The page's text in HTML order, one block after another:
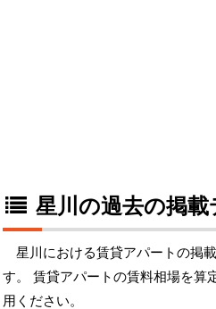
星川の過去の掲
星川における賃貸アパートの掲
す。 賃貸アパートの賃料相場を算
用ください。